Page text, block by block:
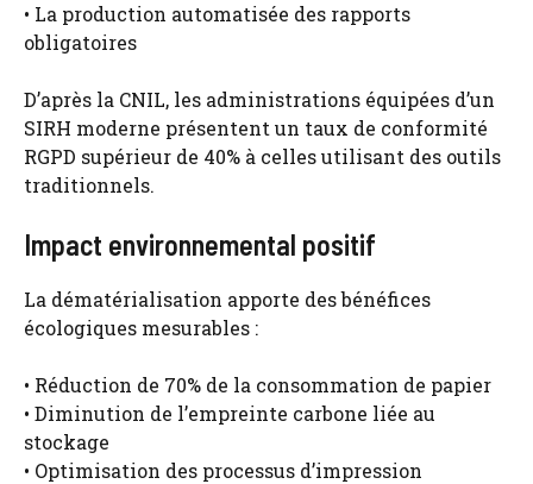
• La production automatisée des rapports
obligatoires
D’après la CNIL, les administrations équipées d’un
SIRH moderne présentent un taux de conformité
RGPD supérieur de 40% à celles utilisant des outils
traditionnels.
Impact environnemental positif
La dématérialisation apporte des bénéfices
écologiques mesurables :
• Réduction de 70% de la consommation de papier
• Diminution de l’empreinte carbone liée au
stockage
• Optimisation des processus d’impression